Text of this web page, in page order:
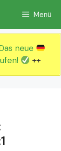
Menü
neue
++